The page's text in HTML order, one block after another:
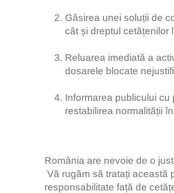
Găsirea unei soluții de
cât și dreptul cetățenilor
Reluarea imediată a
dosarele blocate
Informarea publicului
restabilirea normalității
România are nevoie de o
Vă rugăm să tratați această
responsabilitate față de